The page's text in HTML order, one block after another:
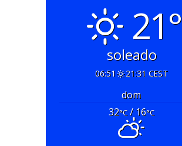
21°
soleado
06:51 21:31 CEST
dom
32°C/ 16°C